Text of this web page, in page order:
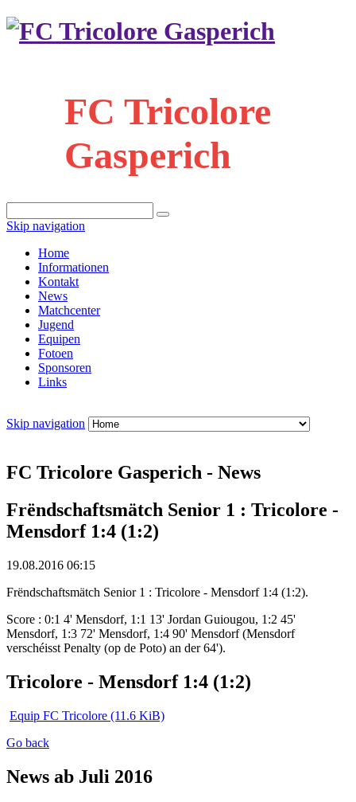
FC Tricolore
Gasperich
Skip navigation
Home
Informationen
Kontakt
News
Matchcenter
Jugend
Equipen
Fotoen
Sponsoren
Links
Skip navigation
FC Tricolore Gasperich - News
Frëndschaftsmätch Senior 1 : Tricolore -
Mensdorf 1:4 (1:2)
19.08.2016 06:15
Frëndschaftsmätch Senior 1 : Tricolore - Mensdorf 1:4 (1:2).
Score : 0:1 4' Mensdorf, 1:1 13' Jordan Guiougou, 1:2 45'
Mensdorf, 1:3 72' Mensdorf, 1:4 90' Mensdorf (Mensdorf
verschéisst Penalty (op de Poto) an der 64').
Tricolore - Mensdorf 1:4 (1:2)
Equip FC Tricolore (11.6 KiB)
Go back
News ab Juli 2016